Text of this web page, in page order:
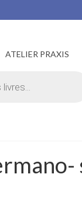
ATELIER PRAXIS